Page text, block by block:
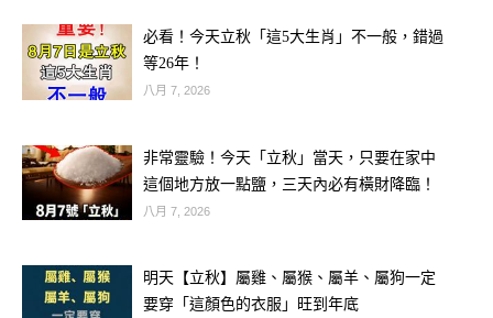
——照片角落怎麼有一截繩子，而且那
個打結方式，感覺像是用來綁人的？！
必看！今天立秋「這5大生肖」不一般，錯過
等26年！
八月 7, 2026
非常靈驗！今天「立秋」當天，只要在家中
這個地方放一點鹽，三天內必有橫財降臨！
八月 7, 2026
明天【立秋】屬雞、屬猴、屬羊、屬狗一定
要穿「這顏色的衣服」旺到年底